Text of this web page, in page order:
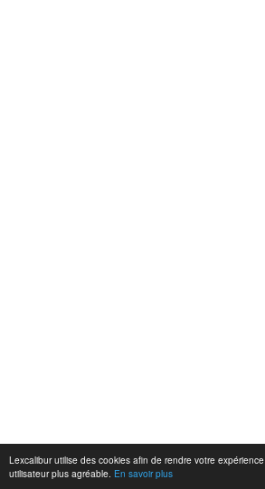
Lexcalibur utilise des cookies afin de rendre votre expérience
utilisateur plus agréable. En savoir plus